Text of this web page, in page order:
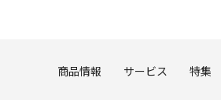
商品情報 サービス 特集